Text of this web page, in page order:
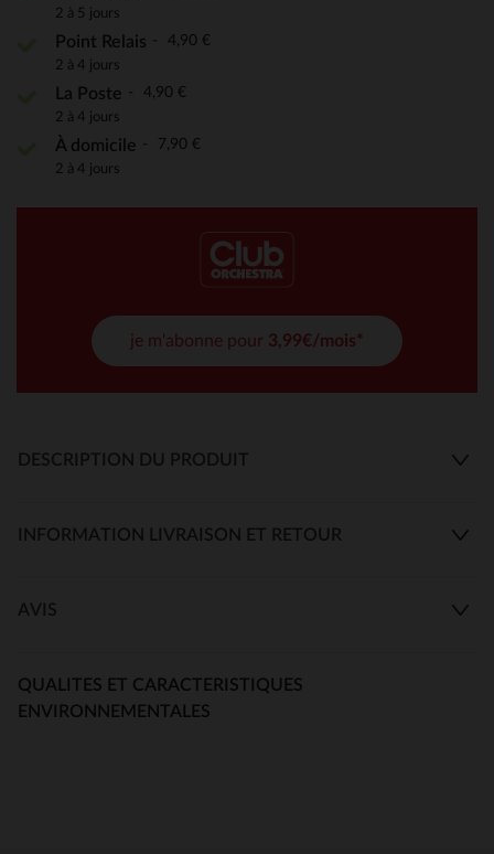
2 à 5 jours
Point Relais 4,90 €
2 à 4 jours
La Poste 4,90 €
2 à 4 jours
À domicile 7,90 €
2 à 4 jours
je m'abonne pour 3,99€/mois*
DESCRIPTION DU PRODUIT
INFORMATION LIVRAISON ET RETOUR
AVIS
QUALITES ET CARACTERISTIQUES
ENVIRONNEMENTALES